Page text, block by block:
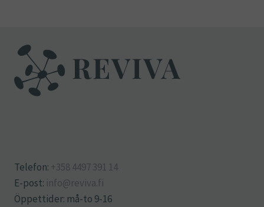
Telefon: +358 4497 391 14
E-post: info@reviva.fi
Öppettider: må-to 9-16